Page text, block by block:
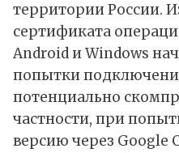
территории России.
сертификата
Android и Windows
попытки
потенциально
частности, при
версию через Google